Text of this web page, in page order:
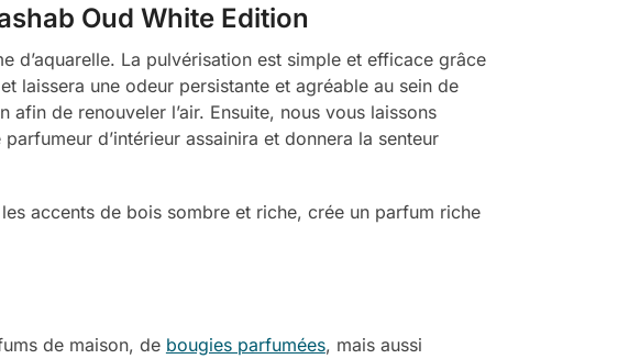
Oud White Edition
d’aquarelle. La pulvérisation est simple et efficace grâce
laissera une odeur persistante et agréable au sein de
de renouveler l’air. Ensuite, nous vous laissons
d’intérieur assainira et donnera la senteur
accents de bois sombre et riche, crée un parfum riche
de maison, de bougies parfumées, mais aussi